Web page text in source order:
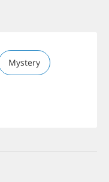
Mystery